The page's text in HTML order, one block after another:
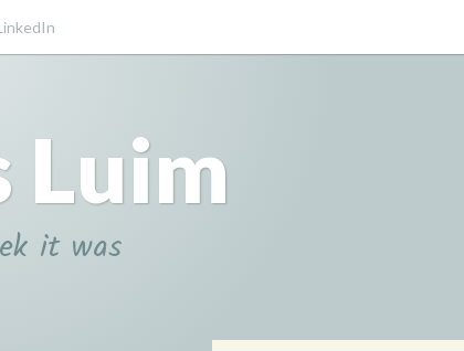
Luim
it was